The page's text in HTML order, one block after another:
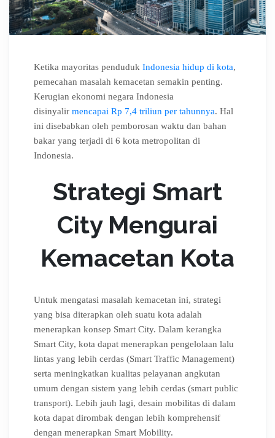
Ketika mayoritas penduduk Indonesia hidup di kota,
pemecahan masalah kemacetan semakin penting.
Kerugian ekonomi negara Indonesia
disinyalir mencapai Rp 7,4 triliun per tahunnya. Hal
ini disebabkan oleh pemborosan waktu dan bahan
bakar yang terjadi di 6 kota metropolitan di
Indonesia.
Strategi Smart
City Mengurai
Kemacetan Kota
Untuk mengatasi masalah kemacetan ini, strategi
yang bisa diterapkan oleh suatu kota adalah
menerapkan konsep Smart City. Dalam kerangka
Smart City, kota dapat menerapkan pengelolaan lalu
lintas yang lebih cerdas (Smart Traffic Management)
serta meningkatkan kualitas pelayanan angkutan
umum dengan sistem yang lebih cerdas (smart public
transport). Lebih jauh lagi, desain mobilitas di dalam
kota dapat dirombak dengan lebih komprehensif
dengan menerapkan Smart Mobility.